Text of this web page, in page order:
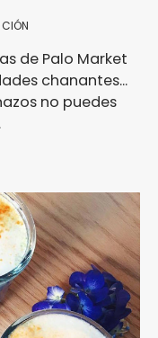
de Palo Market
chanantes...
no puedes